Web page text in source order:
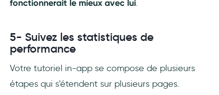
fonctionnerait le mieux avec lui.
5- Suivez les statistiques de
performance
Votre tutoriel in-app se compose de plusieurs
étapes qui s'étendent sur plusieurs pages.